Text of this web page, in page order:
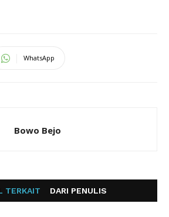
WhatsApp
Bowo Bejo
TERKAIT DARI PENULIS